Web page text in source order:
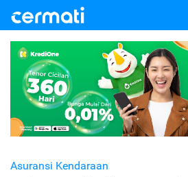
Asuransi Kendaraan